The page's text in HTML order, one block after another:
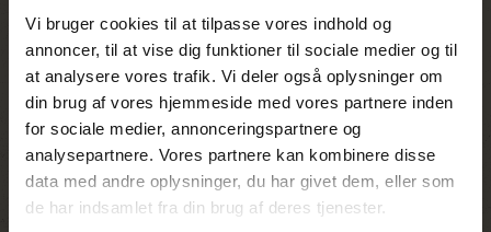
Vi bruger cookies til at tilpasse vores indhold og
annoncer, til at vise dig funktioner til sociale medier og til
at analysere vores trafik. Vi deler også oplysninger om
din brug af vores hjemmeside med vores partnere inden
for sociale medier, annonceringspartnere og
analysepartnere. Vores partnere kan kombinere disse
data med andre oplysninger, du har givet dem, eller som
de har indsamlet fra din brug af deres tjenester.
Bæredygtighed
Constance Ephelia arbejder målrettet med
bæredygtighed gennem en kombination af
certificerede indsatser, naturbeskyttelse og
ansvarlig drift. Resortet er Green Globe
Platinum-certificeret, hvilket betyder, at
deres arbejde med miljø og samfund
løbende bliver målt og forbedret. De
beskytter aktivt lokale økosystemer, især